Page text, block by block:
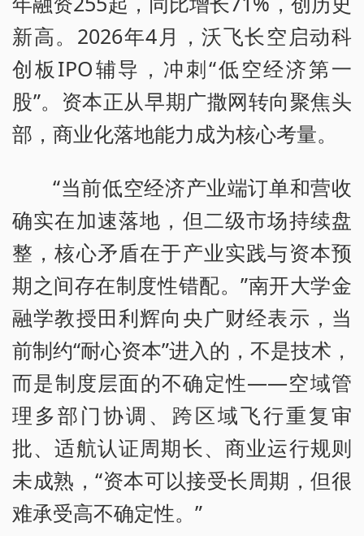
新高。2026年4月，沃飞长空启动科
创板IPO辅导，冲刺“低空经济第一
股”。资本正从早期广撒网转向聚焦头
部，商业化落地能力成为核心考量。
“当前低空经济产业端订单和营收
确实在加速落地，但二级市场持续盘
整，核心矛盾在于产业实践与资本预
期之间存在制度性错配。”南开大学金
融学教授田利辉向央广财经表示，当
前制约“耐心资本”进入的，不是技术，
而是制度层面的不确定性——空域管
理多部门协调、跨区域飞行重复审
批、适航认证周期长、商业运行规则
未成熟，“资本可以接受长周期，但很
难承受高不确定性。”